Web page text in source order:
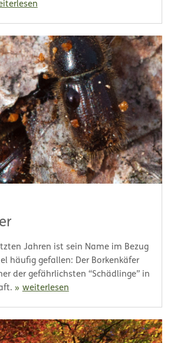
Jahren ist sein Name im Bezug
häufig gefallen: Der Borkenkäfer
der gefährlichsten “Schädlinge” in
weiterlesen